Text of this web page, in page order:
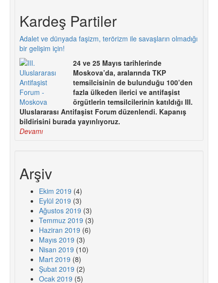
Kardeş Partiler
Adalet ve dünyada faşizm, terörizm ile savaşların olmadığı
bir gelişim için!
24 ve 25 Mayıs tarihlerinde
Moskova’da, aralarında TKP
temsilcisinin de bulunduğu 100’den
fazla ülkeden ilerici ve antifaşist
örgütlerin temsilcilerinin katıldığı III.
Uluslararası Antifaşist Forum düzenlendi. Kapanış
bildirisini burada yayınlıyoruz.
Devamı
Arşiv
Ekim 2019 (4)
Eylül 2019 (3)
Ağustos 2019 (3)
Temmuz 2019 (3)
Haziran 2019 (6)
Mayıs 2019 (3)
Nisan 2019 (10)
Mart 2019 (8)
Şubat 2019 (2)
Ocak 2019 (5)